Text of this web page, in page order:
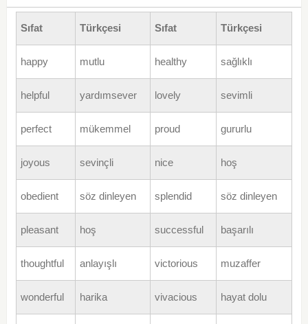
Sıfat Türkçesi Sıfat Türkçesi
happy mutlu healthy sağlıklı
helpful yardımsever lovely sevimli
perfect mükemmel proud gururlu
joyous sevinçli nice hoş
obedient söz dinleyen splendid söz dinleyen
pleasant hoş successful başarılı
thoughtful anlayışlı victorious muzaffer
wonderful harika vivacious hayat dolu